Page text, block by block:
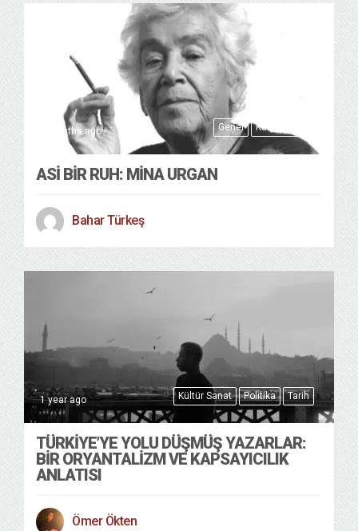
Genel Kültür Sanat
8 months ago
ASI BIR RUH: MINA URGAN
Bahar Türkeş
Kültür Sanat Politika Tarih
1 year ago
TÜRKIYE’YE YOLU DÜŞMÜŞ YAZARLAR:
BIR ORYANTALIZM VE KAPSAYICILIK
ANLATISI
Ömer Ökten